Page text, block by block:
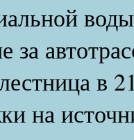
за
в
на